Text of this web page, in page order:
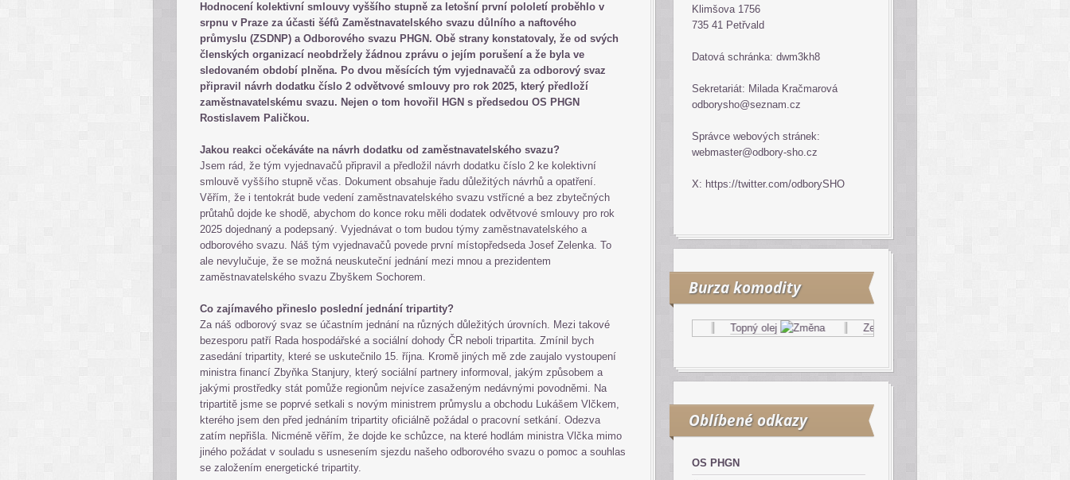
Hodnocení kolektivní smlouvy vyššího stupně za letošní první pololetí proběhlo v
srpnu v Praze za účasti šéfů Zaměstnavatelského svazu důlního a naftového
průmyslu (ZSDNP) a Odborového svazu PHGN. Obě strany konstatovaly, že od svých
členských organizací neobdržely žádnou zprávu o jejím porušení a že byla ve
sledovaném období plněna. Po dvou měsících tým vyjednavačů za odborový svaz
připravil návrh dodatku číslo 2 odvětvové smlouvy pro rok 2025, který předloží
zaměstnavatelskému svazu. Nejen o tom hovořil HGN s předsedou OS PHGN
Rostislavem Paličkou.
Jakou reakci očekáváte na návrh dodatku od zaměstnavatelského svazu?
Jsem rád, že tým vyjednavačů připravil a předložil návrh dodatku číslo 2 ke kolektivní
smlouvě vyššího stupně včas. Dokument obsahuje řadu důležitých návrhů a opatření.
Věřím, že i tentokrát bude vedení zaměstnavatelského svazu vstřícné a bez zbytečných
průtahů dojde ke shodě, abychom do konce roku měli dodatek odvětvové smlouvy pro rok
2025 dojednaný a podepsaný. Vyjednávat o tom budou týmy zaměstnavatelského a
odborového svazu. Náš tým vyjednavačů povede první místopředseda Josef Zelenka. To
ale nevylučuje, že se možná neuskuteční jednání mezi mnou a prezidentem
zaměstnavatelského svazu Zbyškem Sochorem.
Co zajímavého přineslo poslední jednání tripartity?
Za náš odborový svaz se účastním jednání na různých důležitých úrovních. Mezi takové
bezesporu patří Rada hospodářské a sociální dohody ČR neboli tripartita. Zmínil bych
zasedání tripartity, které se uskutečnilo 15. října. Kromě jiných mě zde zaujalo vystoupení
ministra financí Zbyňka Stanjury, který sociální partnery informoval, jakým způsobem a
jakými prostředky stát pomůže regionům nejvíce zasaženým nedávnými povodněmi. Na
tripartitě jsme se poprvé setkali s novým ministrem průmyslu a obchodu Lukášem Vlčkem,
kterého jsem den před jednáním tripartity oficiálně požádal o pracovní setkání. Odezva
zatím nepřišla. Nicméně věřím, že dojde ke schůzce, na které hodlám ministra Vlčka mimo
jiného požádat v souladu s usnesením sjezdu našeho odborového svazu o pomoc a souhlas
se založením energetické tripartity.
Klimšova 1756
735 41 Petřvald
Datová schránka: dwm3kh8
Sekretariát: Milada Kračmarová
odborysho@seznam.cz
Správce webových stránek:
webmaster@odbory-sho.cz
X: https://twitter.com/odborySHO
Burza komodity
Kurzy.cz Komodity a deriváty Zlato Topný olej Zemní plyn
Oblíbené odkazy
OS PHGN